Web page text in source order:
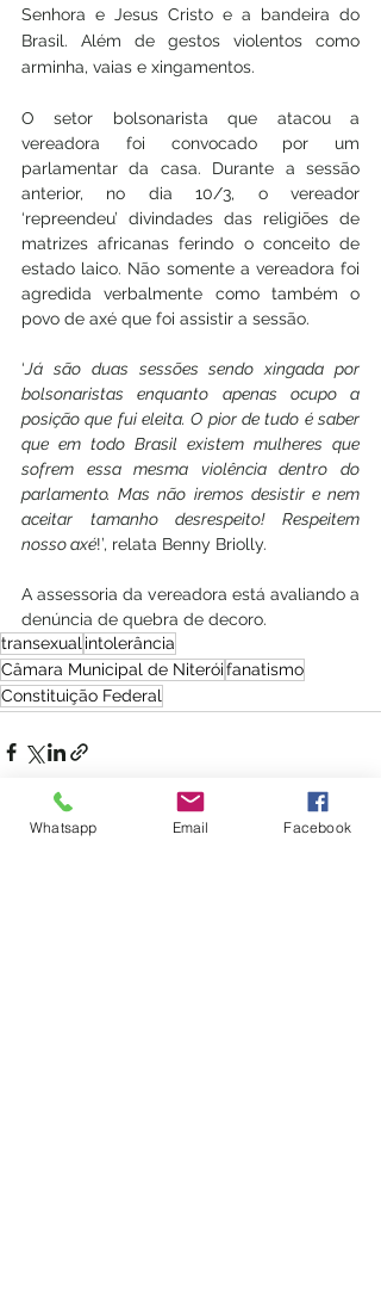
Senhora e Jesus Cristo e a bandeira do
Brasil. Além de gestos violentos como
arminha, vaias e xingamentos.
O setor bolsonarista que atacou a
vereadora foi convocado por um
parlamentar da casa. Durante a sessão
anterior, no dia 10/3, o vereador
‘repreendeu’ divindades das religiões de
matrizes africanas ferindo o conceito de
estado laico. Não somente a vereadora foi
agredida verbalmente como também o
povo de axé que foi assistir a sessão.
‘Já são duas sessões sendo xingada por
bolsonaristas enquanto apenas ocupo a
posição que fui eleita. O pior de tudo é saber
que em todo Brasil existem mulheres que
sofrem essa mesma violência dentro do
parlamento. Mas não iremos desistir e nem
aceitar tamanho desrespeito! Respeitem
nosso axé!’, relata Benny Briolly.
A assessoria da vereadora está avaliando a
denúncia de quebra de decoro.
transexualintolerância
Câmara Municipal de Niteróifanatismo
Constituição Federal
Whatsapp Email Facebook